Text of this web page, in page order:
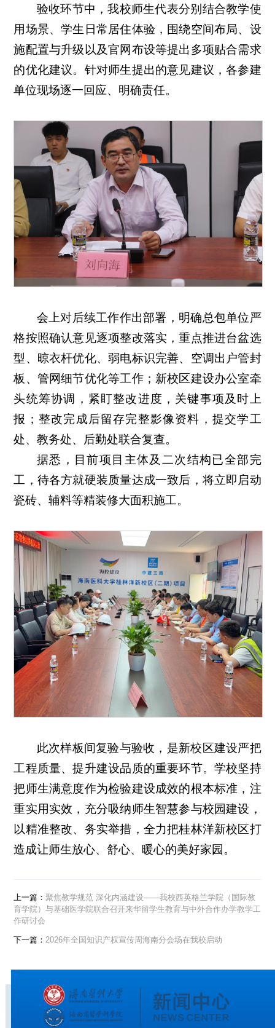
验收环节中，我校师生代表分别结合教学使
用场景、学生日常居住体验，围绕空间布局、设
施配置与升级以及官网布设等提出多项贴合需求
的优化建议。针对师生提出的意见建议，各参建
单位现场逐一回应、明确责任。
会上对后续工作作出部署，明确总包单位严
格按照确认意见逐项整改落实，重点推进台盆选
型、晾衣杆优化、弱电标识完善、空调出户管封
板、管网细节优化等工作；新校区建设办公室牵
头统筹协调，紧盯整改进度，关键事项及时上
报；整改完成后留存完整影像资料，提交学工
处、教务处、后勤处联合复查。
据悉，目前项目主体及二次结构已全部完
工，待各方就硬装质量达成一致后，将立即启动
瓷砖、辅料等精装修大面积施工。
此次样板间复验与验收，是新校区建设严把
工程质量、提升建设品质的重要环节。学校坚持
把师生满意度作为检验建设成效的根本标准，注
重实用实效，充分吸纳师生智慧参与校园建设，
以精准整改、务实举措，全力把桂林洋新校区打
造成让师生放心、舒心、暖心的美好家园。
上一篇：聚焦教学规范 深化内涵建设——我校西英格兰学院（国际教
育学院）与基础医学院联合召开来华留学生教育与中外合作办学教学工
作研讨会
下一篇：2026年全国知识产权宣传周海南分会场在我校启动